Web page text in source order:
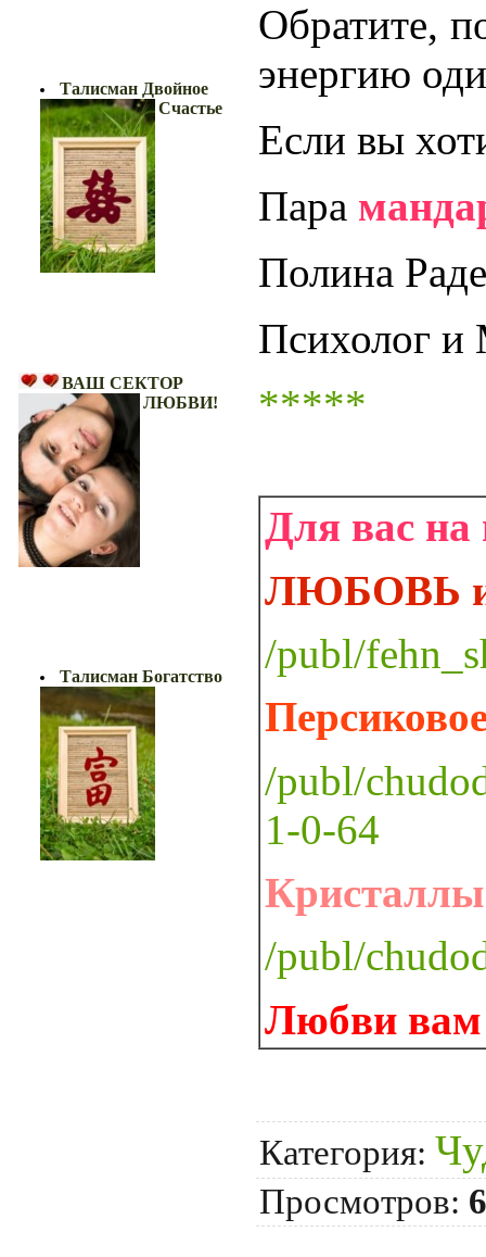
Талисман Двойное
Счастье
ВАШ СЕКТОР
ЛЮБВИ!
Талисман Богатство
Обратите,
энергию
Если вы
Пара
Полина
Психолог
*****
Для вас
ЛЮБОВЬ и
/publ/
/publ/
1-0-64
/publ/
Любви вам
Категория:
Просмотров: